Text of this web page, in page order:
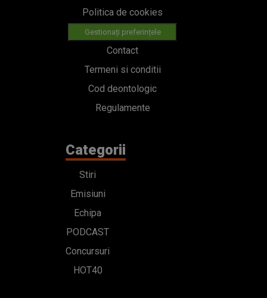
Politica de cookies
Gestionați preferințele
Contact
Termeni si conditii
Cod deontologic
Regulamente
Categorii
Stiri
Emisiuni
Echipa
PODCAST
Concursuri
HOT40